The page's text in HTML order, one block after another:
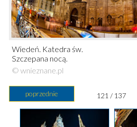
Wiedeń. Katedra św.
Szczepana nocą.
© wnieznane.pl
poprzednie 121 / 137